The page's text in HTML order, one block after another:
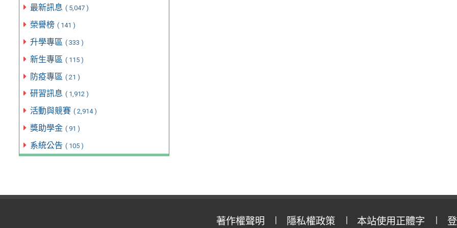
最新訊息 ( 5,047 )
榮譽榜 ( 141 )
升學專區 ( 333 )
新生專區 ( 115 )
防疫專區 ( 21 )
研習訊息 ( 1,912 )
活動與競賽 ( 2,914 )
獎助學金 ( 91 )
系統公告 ( 105 )
著作權聲明 隱私權政策 本站使用正體字